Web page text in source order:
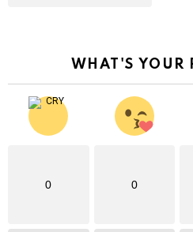
WHAT'S YOUR
0 0